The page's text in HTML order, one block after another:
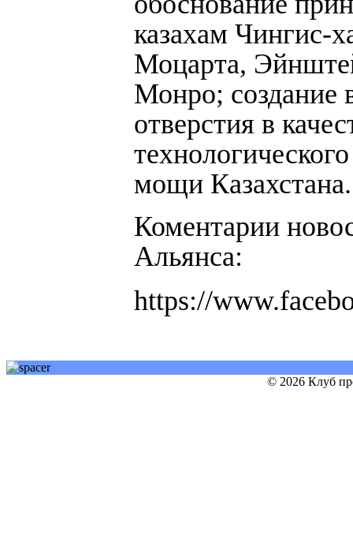
казахам Чингис-
Моцарта,
Монро; создание
отверстия в
мощи Казахстана.
Коментарии
Альянса:
https://
© 2026 Клуб